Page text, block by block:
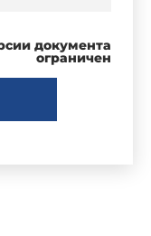
документа
ограничен